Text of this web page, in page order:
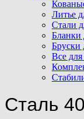
Литье
Стали
Бланки
Бруски
Все для
Cталь